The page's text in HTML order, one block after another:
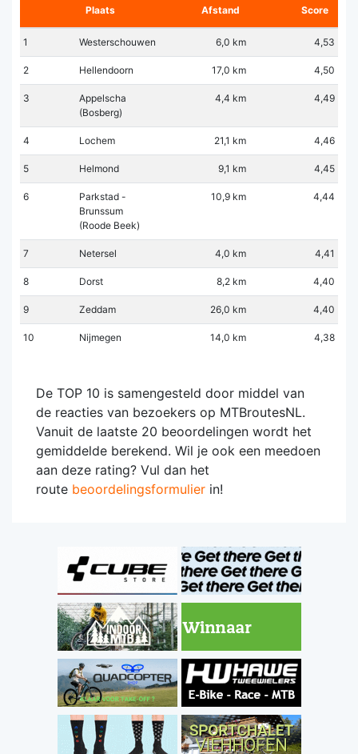
Plaats Afstand Score
1 Westerschouwen 6,0 km 4,53
2 Hellendoorn 17,0 km 4,50
3
Appelscha
(Bosberg)
4,4 km 4,49
4 Lochem 21,1 km 4,46
5 Helmond 9,1 km 4,45
6
Parkstad -
Brunssum
(Roode Beek)
10,9 km 4,44
7 Netersel 4,0 km 4,41
8 Dorst 8,2 km 4,40
9 Zeddam 26,0 km 4,40
10 Nijmegen 14,0 km 4,38
De TOP 10 is samengesteld door middel van
de reacties van bezoekers op MTBroutesNL.
Vanuit de laatste 20 beoordelingen wordt het
gemiddelde berekend. Wil je ook een meedoen
aan deze rating? Vul dan het
route beoordelingsformulier in!